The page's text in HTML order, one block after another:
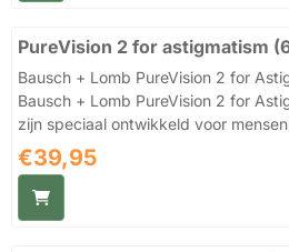
comfortabeler aanvoelen gedurende de
maandlenzen zi...
PureVision 2 for astigmatism
Bausch + Lomb PureVision 2 for
Bausch + Lomb PureVision 2 for Astigmatism
zijn speciaal ontwikkeld voor
behoefte hebben aan scherp, stabiel
gedurende de hele dag. Dankzij het
ontwerp en de hoogwaardige
bieden deze maandlenzen een
Prijs: 39,95
€39,95